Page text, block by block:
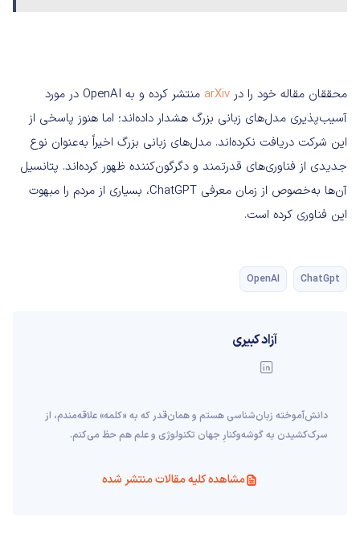
محققان مقاله خود را در arXiv
منتشر کرده و به OpenAI در مورد
آسیب‌پذیری مدل‌های زبانی بزرگ هشدار داده‌اند؛ اما هنوز پاسخی از
این شرکت دریافت نکرده‌اند. مدل‌های زبانی بزرگ اخیراً به‌عنوان نوع
جدیدی از فناوری‌های قدرتمند و دگرگون‌کننده ظهور کرده‌اند. پتانسیل
آن‌ها به‌خصوص از زمان معرفی ChatGPT، بسیاری از مردم را مبهوت
این فناوری کرده است.
ChatGpt
OpenAI
آزاد کبیری
دانش‌آموخته‌ زبان‌شناسی‌ هستم و همان‌قدر که به «کلمه» علاقه‌مندم، از
سرک‌کشیدن به گوشه‌وکنارِ جهان تکنولوژی و علم هم حظ می‌کنم.
مشاهده کلیه مقالات منتشر شده